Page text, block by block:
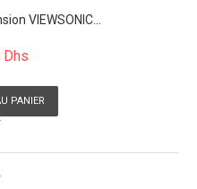
VIEWSONIC...
Dhs
PANIER